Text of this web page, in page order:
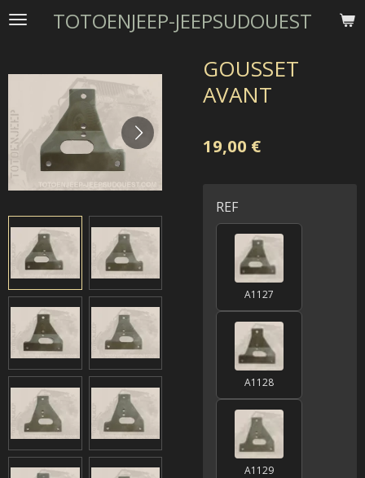
Passer
principal
TOTOENJEEP-JEEPSUDOUEST
GOUSSET
AVANT
19,00 €
REF
A1127
A1128
A1129